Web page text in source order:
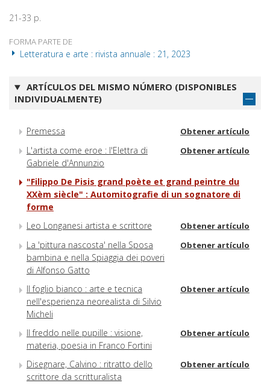
21-33 p.
FORMA PARTE DE
Letteratura e arte : rivista annuale : 21, 2023
ARTÍCULOS DEL MISMO NÚMERO (DISPONIBLES
INDIVIDUALMENTE)
Premessa Obtener artículo
L'artista come eroe : l'Elettra di
Gabriele d'Annunzio
Obtener artículo
"Filippo De Pisis grand poète et grand peintre du
XXèm siècle" : Automitografie di un sognatore di
forme
Leo Longanesi artista e scrittore
Obtener artículo
La 'pittura nascosta' nella Sposa
bambina e nella Spiaggia dei poveri
di Alfonso Gatto
Obtener artículo
Il foglio bianco : arte e tecnica
nell'esperienza neorealista di Silvio
Micheli
Obtener artículo
Il freddo nelle pupille : visione,
materia, poesia in Franco Fortini
Obtener artículo
Disegnare, Calvino : ritratto dello
scrittore da scritturalista
Obtener artículo